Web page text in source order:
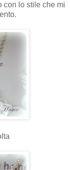
con lo stile che mi